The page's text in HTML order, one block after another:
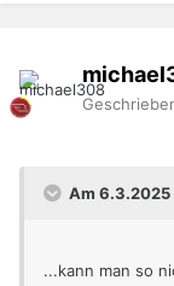
Am 6.3.2025
...kann man so